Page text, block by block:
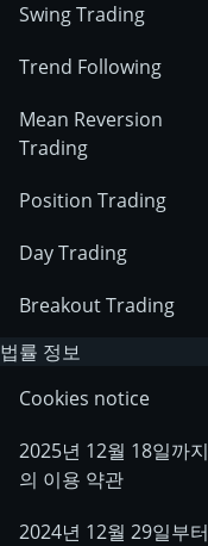
Swing Trading
Trend Following
Mean Reversion
Trading
Position Trading
Day Trading
Breakout Trading
법률 정보
Cookies notice
2025년 12월 18일까지
의 이용 약관
2024년 12월 29일부터